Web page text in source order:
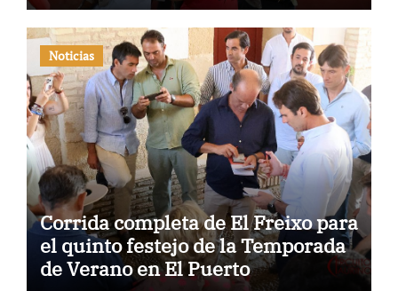
Noticias
Corrida completa de El Freixo para
el quinto festejo de la Temporada
de Verano en El Puerto